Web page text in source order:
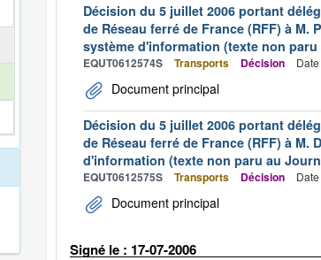
Décision du 5 juillet 2006 portant
de Réseau ferré de France (RFF) à
système d'information (texte non
EQUT0612574S Transports Décision
Document principal
Décision du 5 juillet 2006 portant
de Réseau ferré de France (RFF) à
d'information (texte non paru au
EQUT0612575S Transports Décision
Document principal
Signé le : 17-07-2006